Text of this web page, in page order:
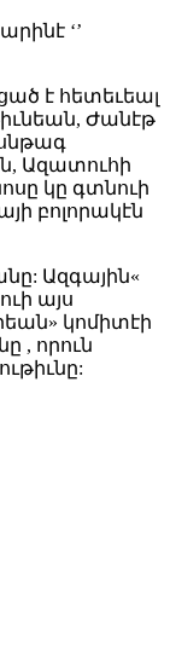
‘’
է հետեւեալ
Ժանէթ
Ազատուհի
կը գտնուի
բոլորակէն
Ազգային«
այս
կոմիտէի
, որուն